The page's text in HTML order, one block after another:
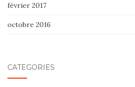
février 2017
octobre 2016
CATÉGORIES